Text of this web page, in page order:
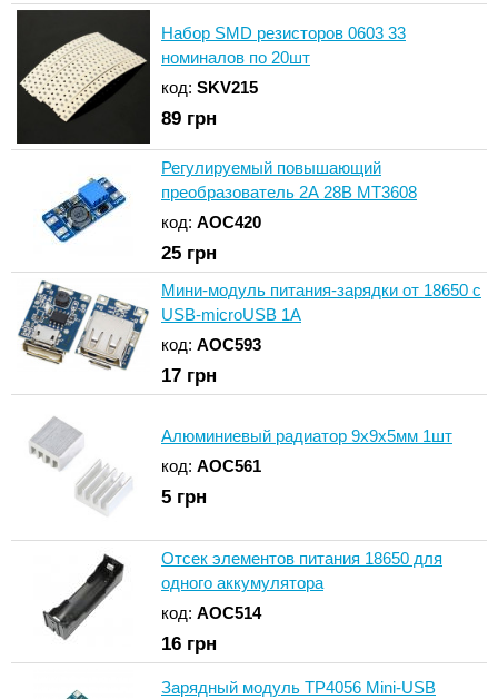
Набор SMD резисторов 0603 33
номиналов по 20шт
код: SKV215
89 грн
Регулируемый повышающий
преобразователь 2А 28В MT3608
код: AOC420
25 грн
Мини-модуль питания-зарядки от 18650 с
USB-microUSB 1А
код: AOC593
17 грн
Алюминиевый радиатор 9х9х5мм 1шт
код: AOC561
5 грн
Отсек элементов питания 18650 для
одного аккумулятора
код: AOC514
16 грн
Зарядный модуль TP4056 Mini-USB